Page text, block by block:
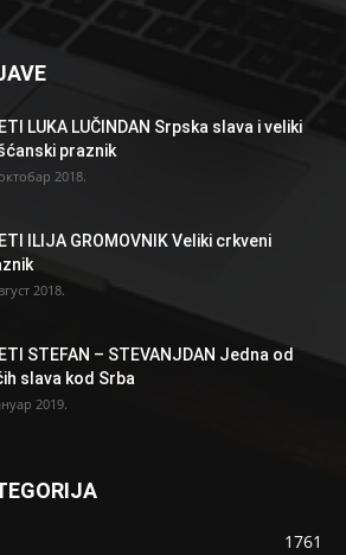
LUKA LUČINDAN Srpska slava i veliki
praznik
2018.
ILIJA GROMOVNIK Veliki crkveni
2018.
STEFAN – STEVANJDAN Jedna od
slava kod Srba
2019.
1761